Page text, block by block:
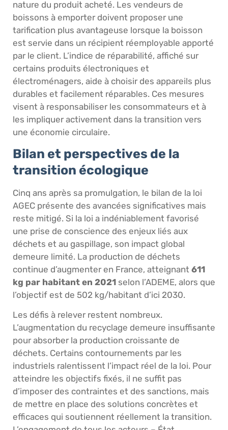
nature du produit acheté. Les vendeurs de
boissons à emporter doivent proposer une
tarification plus avantageuse lorsque la boisson
est servie dans un récipient réemployable apporté
par le client. L’indice de réparabilité, affiché sur
certains produits électroniques et
électroménagers, aide à choisir des appareils plus
durables et facilement réparables. Ces mesures
visent à responsabiliser les consommateurs et à
les impliquer activement dans la transition vers
une économie circulaire.
Bilan et perspectives de la
transition écologique
Cinq ans après sa promulgation, le bilan de la loi
AGEC présente des avancées significatives mais
reste mitigé. Si la loi a indéniablement favorisé
une prise de conscience des enjeux liés aux
déchets et au gaspillage, son impact global
demeure limité. La production de déchets
continue d’augmenter en France, atteignant 611
kg par habitant en 2021 selon l’ADEME, alors que
l’objectif est de 502 kg/habitant d’ici 2030.
Les défis à relever restent nombreux.
L’augmentation du recyclage demeure insuffisante
pour absorber la production croissante de
déchets. Certains contournements par les
industriels ralentissent l’impact réel de la loi. Pour
atteindre les objectifs fixés, il ne suffit pas
d’imposer des contraintes et des sanctions, mais
de mettre en place des solutions concrètes et
efficaces qui soutiennent réellement la transition.